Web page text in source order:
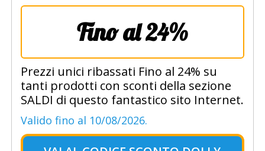
Fino al 24%
Prezzi unici ribassati Fino al 24% su
tanti prodotti con sconti della sezione
SALDI di questo fantastico sito Internet.
Valido fino al 10/08/2026.